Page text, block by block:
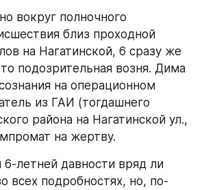
вокруг полночного
близ проходной
на Нагатинской, 6 сразу же
подозрительная возня. Дима
на операционном
из ГАИ (тогдашнего
района на Нагатинской ул.,
на жертву.
летней давности вряд ли
всех подробностях, но, по-